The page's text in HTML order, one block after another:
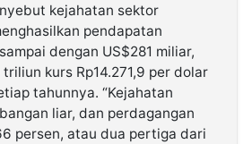
kejahatan sektor
pendapatan
dengan US$281 miliar,
kurs Rp14.271,9 per dolar
tahunnya. “Kejahatan
liar, dan perdagangan
persen, atau dua pertiga dari